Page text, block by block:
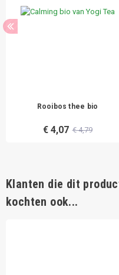
Rooibos thee bio
€ 4,07 € 4,79
Klanten die dit
kochten ook...